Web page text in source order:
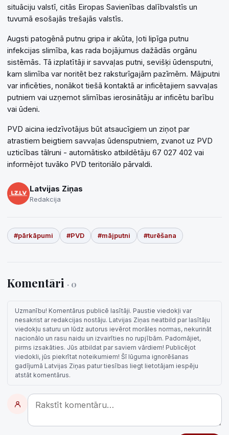
situāciju valstī, citās Eiropas Savienības dalībvalstīs un
tuvumā esošajās trešajās valstīs.
Augsti patogēnā putnu gripa ir akūta, ļoti lipīga putnu
infekcijas slimība, kas rada bojājumus dažādās orgānu
sistēmās. Tā izplatītāji ir savvaļas putni, sevišķi ūdensputni,
kam slimība var noritēt bez raksturīgajām pazīmēm. Mājputni
var inficēties, nonākot tiešā kontaktā ar inficētajiem savvaļas
putniem vai uzņemot slimības ierosinātāju ar inficētu barību
vai ūdeni.
PVD aicina iedzīvotājus būt atsaucīgiem un ziņot par
atrastiem beigtiem savvaļas ūdensputniem, zvanot uz PVD
uzticības tālruni - automātisko atbildētāju 67 027 402 vai
informējot tuvāko PVD teritoriālo pārvaldi.
Latvijas Ziņas
Redakcija
#pārkāpumi #PVD #mājputni #turēšana
Komentāri · 0
Uzmanību! Komentārus publicē lasītāji. Paustie viedokļi var
nesakrist ar redakcijas nostāju. Latvijas Ziņas neatbild par lasītāju
viedokļu saturu un lūdz autorus ievērot morāles normas, nekurināt
nacionālo un rasu naidu un izvairīties no rupjībām. Padomājiet,
pirms izsakāties. Jūs atbildat par saviem vārdiem! Publicējot
viedokli, jūs piekrītat noteikumiem! Šī lūguma ignorēšanas
gadījumā Latvijas Ziņas patur tiesības liegt lietotājam iespēju
atstāt komentārus.